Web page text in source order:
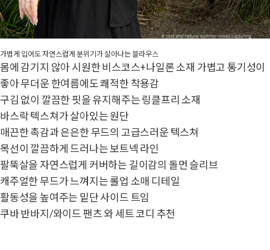
가볍게 입어도 자연스럽게 분위기가 살아나는 블라우스
몸에 감기지 않아 시원한 비스코스+나일론 소재 가볍고 통기성이
좋아 무더운 한여름에도 쾌적한 착용감
구김 없이 깔끔한 핏을 유지해주는 링클프리 소재
바스락 텍스쳐가 살아있는 원단
매끈한 촉감과 은은한 무드의 고급스러운 텍스쳐
목선이 깔끔하게 드러나는 보트넥 라인
팔뚝살을 자연스럽게 커버하는 길이감의 돌먼 슬리브
캐주얼한 무드가 느껴지는 롤업 소매 디테일
활동성을 높여주는 밑단 사이드 트임
쿠바 반바지/와이드 팬츠 와 세트 코디 추천